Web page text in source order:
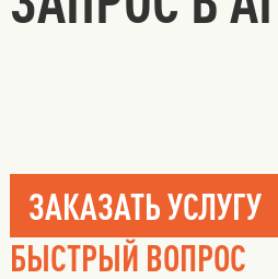
ЗАКАЗАТЬ УСЛУГУ
БЫСТРЫЙ ВОПРОС